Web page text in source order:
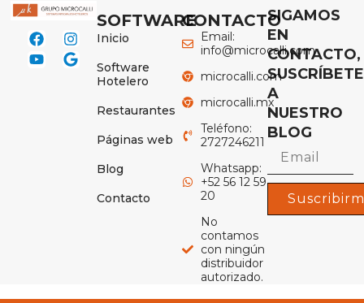
SOFTWARE
Inicio
Software
Hotelero
Restaurantes
Páginas web
Blog
Contacto
CONTACTO
Email:
info@microcalli.com
microcalli.com
microcalli.mx
Teléfono:
2727246211
Whatsapp:
+52 56 12 59
20
No
contamos
con ningún
distribuidor
autorizado.
SIGAMOS
EN
CONTACTO,
SUSCRÍBETE
A
NUESTRO
BLOG